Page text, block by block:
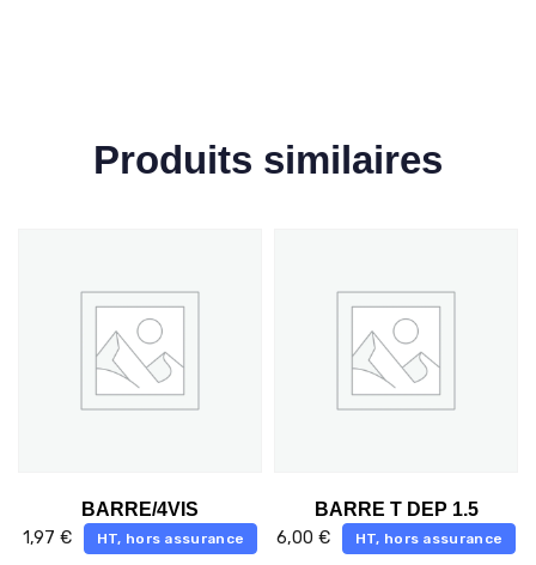
Produits similaires
BARRE/4VIS
1,97 € HT, hors assurance
BARRE T DEP 1.5
6,00 € HT, hors assurance